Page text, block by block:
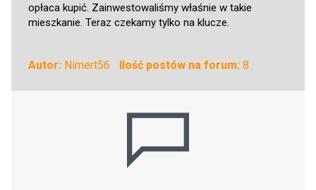
opłaca kupić. Zainwestowaliśmy właśnie w takie
mieszkanie. Teraz czekamy tylko na klucze.
Autor: Nimert56 Ilość postów na forum:8